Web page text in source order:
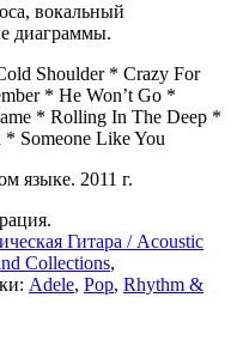
вокальный
диаграммы.
Shoulder * Crazy For
* He Won’t Go *
* Rolling In The Deep *
Someone Like You
языке. 2011 г.
Гитара / Acoustic
Collections,
Adele, Pop, Rhythm &